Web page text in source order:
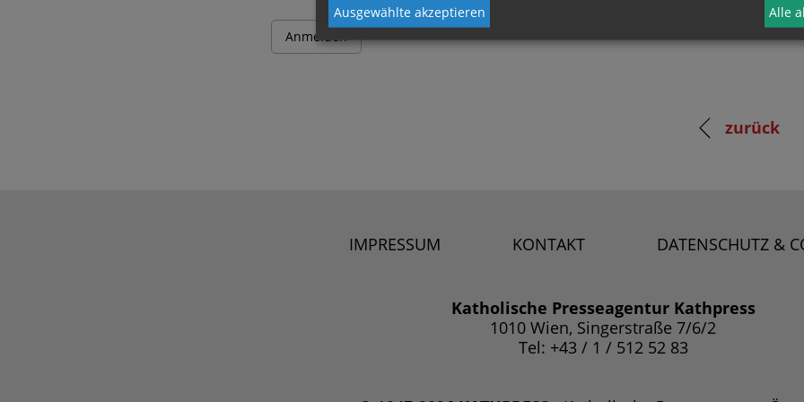
zurück
IMPRESSUM KONTAKT DATENSCHUTZ &
Katholische Presseagentur Kathpress
1010 Wien, Singerstraße 7/6/2
Tel: +43 / 1 / 512 52 83
Ausgewählte akzeptieren Alle